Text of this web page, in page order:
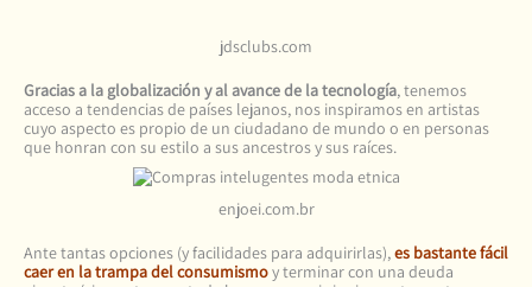
jdsclubs.com
Gracias a la globalización y al avance de la tecnología, tenemos
acceso a tendencias de países lejanos, nos inspiramos en artistas
cuyo aspecto es propio de un ciudadano de mundo o en personas
que honran con su estilo a sus ancestros y sus raíces.
enjoei.com.br
Ante tantas opciones (y facilidades para adquirirlas),es bastante fácil
caer en la trampa del consumismoy terminar con una deuda